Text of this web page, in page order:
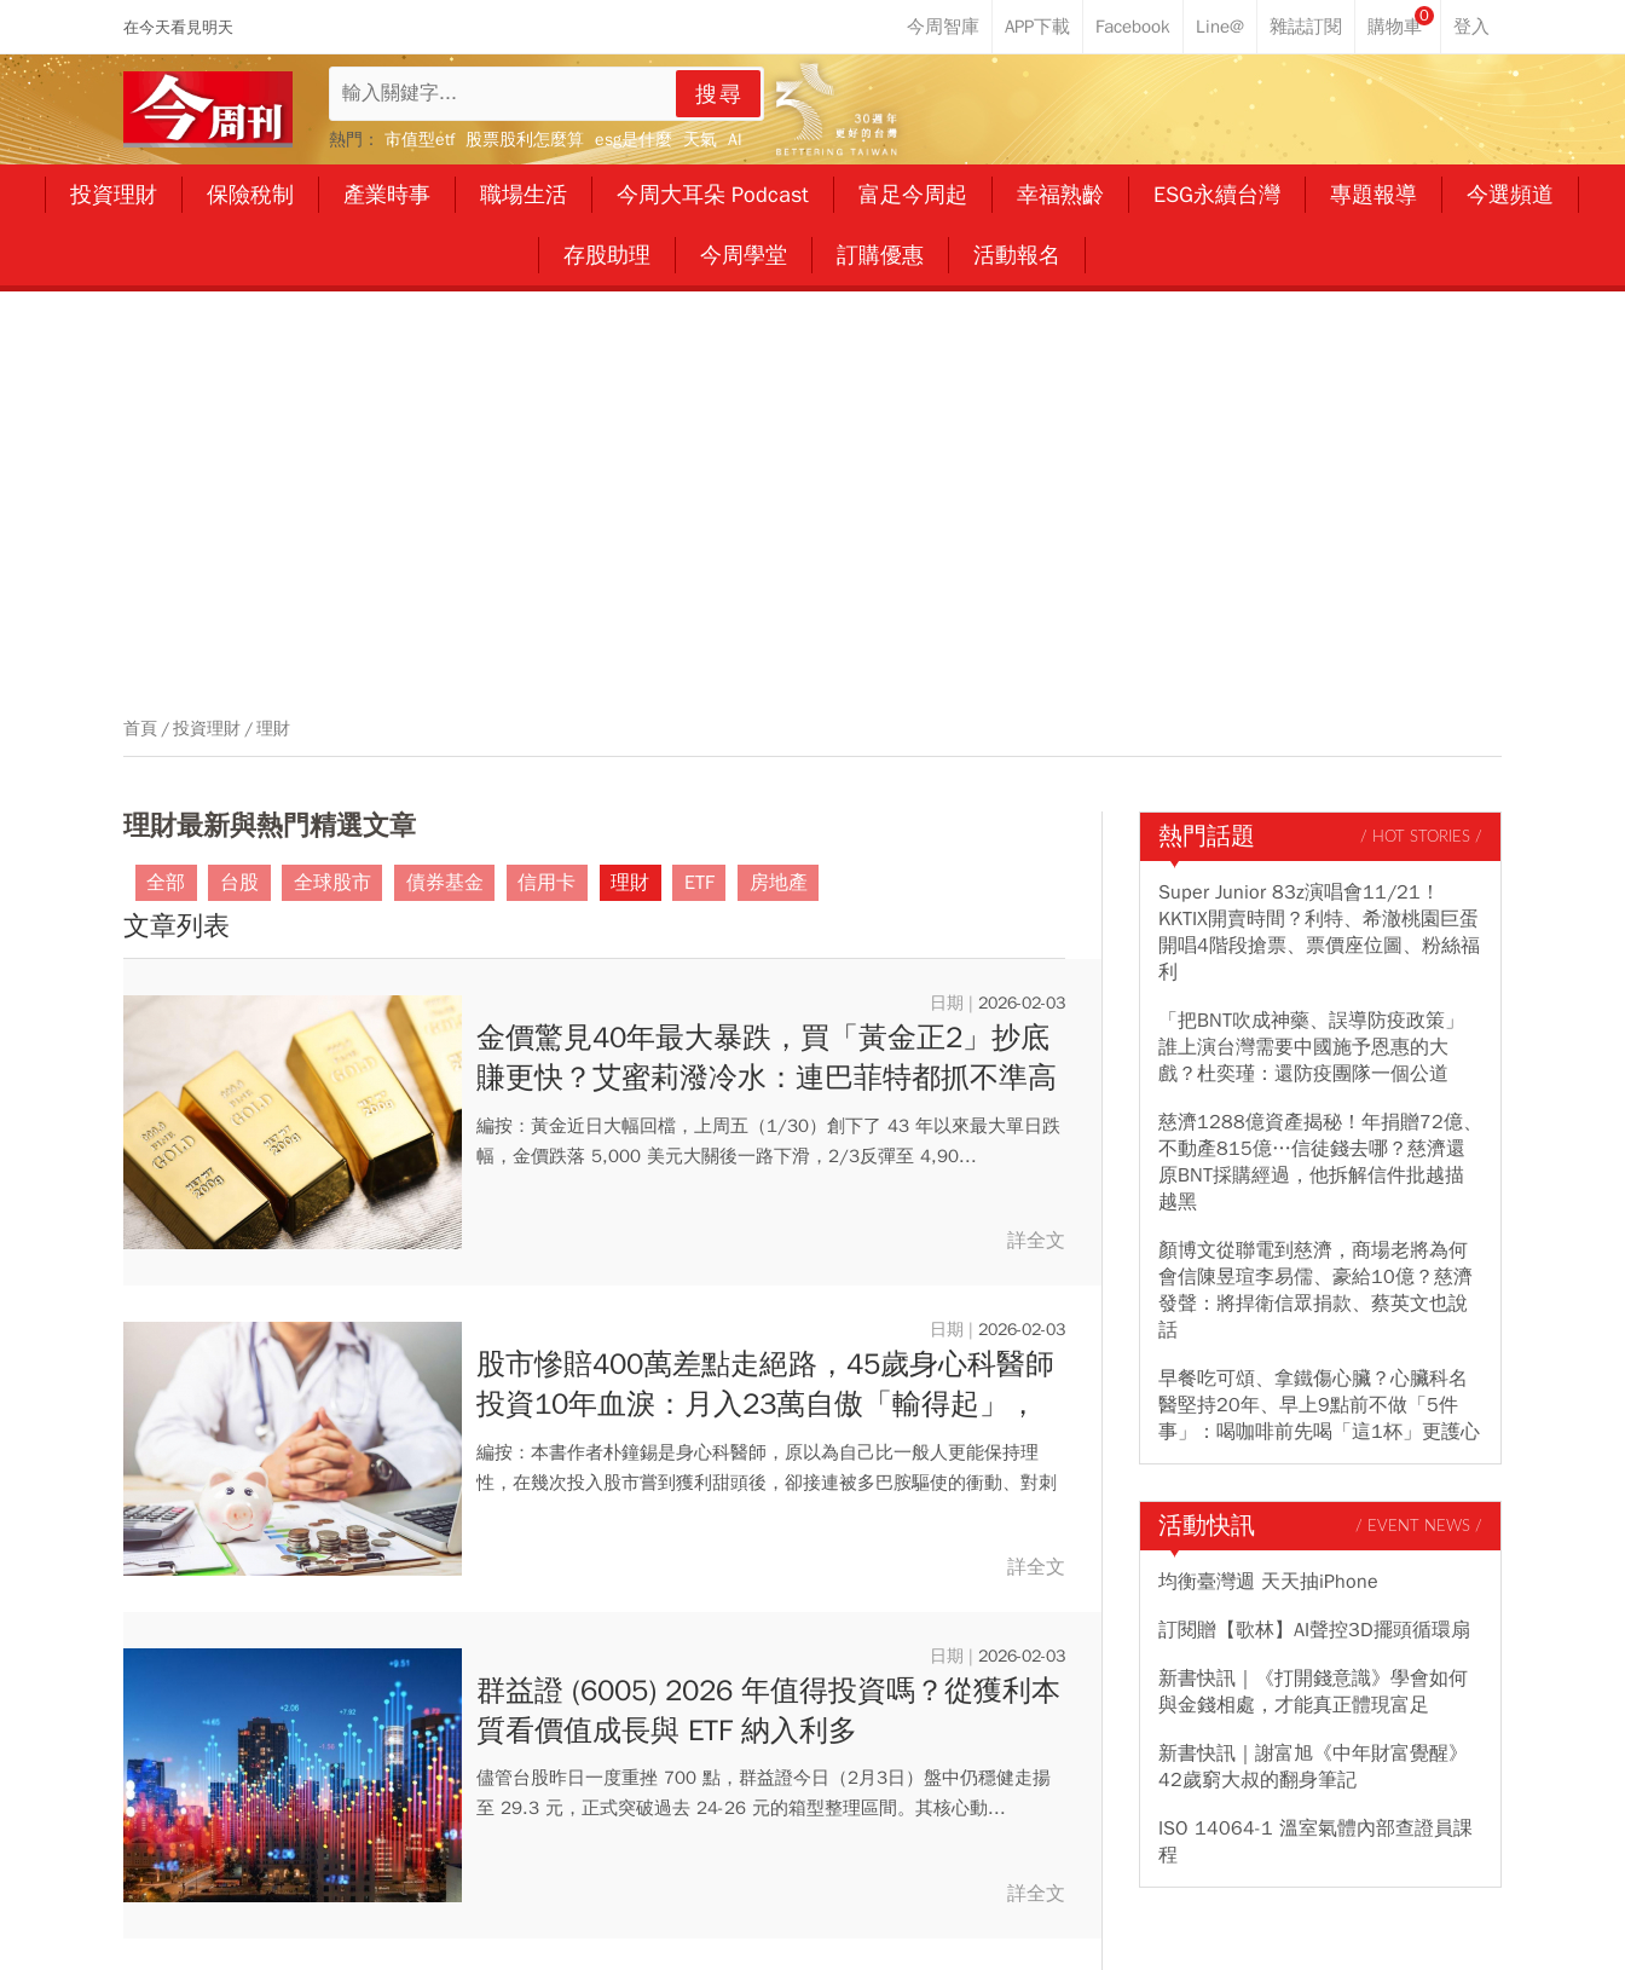
在今天看見明天
0
搜尋
熱門： 市值型etf 股票股利怎麼算 esg是什麼 天氣 AI
投資理財 保險稅制 產業時事 職場生活 今周大耳朵 Podcast 富足今周起 幸福熟齡 ESG永續台灣 專題報導 今選頻道
存股助理 今周學堂 訂購優惠 活動報名
首頁 投資理財 理財
理財最新與熱門精選文章
全部 台股 全球股市 債券基金 信用卡 理財 ETF 房地產
文章列表
2026-02-03
金價驚見40年最大暴跌，買「黃金正2」抄底
賺更快？艾蜜莉潑冷水：連巴菲特都抓不準高
低點，投資必懂2件事
編按：黃金近日大幅回檔，上周五（1/30）創下了 43 年以來最大單日跌
幅，金價跌落 5,000 美元大關後一路下滑，2/3反彈至 4,90...
詳全文
2026-02-03
股市慘賠400萬差點走絕路，45歲身心科醫師
投資10年血淚：月入23萬自傲「輸得起」，
結果5年像活在地獄
編按：本書作者朴鐘錫是身心科醫師，原以為自己比一般人更能保持理
性，在幾次投入股市嘗到獲利甜頭後，卻接連被多巴胺驅使的衝動、對刺
詳全文
2026-02-03
群益證 (6005) 2026 年值得投資嗎？從獲利本
質看價值成長與 ETF 納入利多
儘管台股昨日一度重挫 700 點，群益證今日（2月3日）盤中仍穩健走揚
至 29.3 元，正式突破過去 24-26 元的箱型整理區間。其核心動...
詳全文
熱門話題 / HOT STORIES /
Super Junior 83z演唱會11/21！
KKTIX開賣時間？利特、希澈桃園巨蛋
開唱4階段搶票、票價座位圖、粉絲福
利
「把BNT吹成神藥、誤導防疫政策」
誰上演台灣需要中國施予恩惠的大
戲？杜奕瑾：還防疫團隊一個公道
慈濟1288億資產揭秘！年捐贈72億、
不動產815億…信徒錢去哪？慈濟還
原BNT採購經過，他拆解信件批越描
越黑
顏博文從聯電到慈濟，商場老將為何
會信陳昱瑄李易儒、豪給10億？慈濟
發聲：將捍衛信眾捐款、蔡英文也說
話
早餐吃可頌、拿鐵傷心臟？心臟科名
醫堅持20年、早上9點前不做「5件
事」：喝咖啡前先喝「這1杯」更護心
活動快訊 / EVENT NEWS /
均衡臺灣週 天天抽iPhone
訂閱贈【歌林】AI聲控3D擺頭循環扇
新書快訊｜《打開錢意識》學會如何
與金錢相處，才能真正體現富足
新書快訊｜謝富旭《中年財富覺醒》
42歲窮大叔的翻身筆記
ISO 14064-1 溫室氣體內部查證員課
程